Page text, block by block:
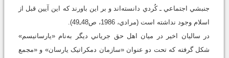
جنبشي اجتماعي ـ کُردي دانسته‌اند و بر اين باورند که اين آيين قبل از
اسلام وجود نداشته است (مرادي، 1986، ص48ـ49).
در ساليان اخير در ميان اهل‌ حق جرياني ديگر به‌نام «يارسانيسم»
شکل گرفته که تحت دو عنوان «سازمان دمکراتيک يارسان» و «مجمع